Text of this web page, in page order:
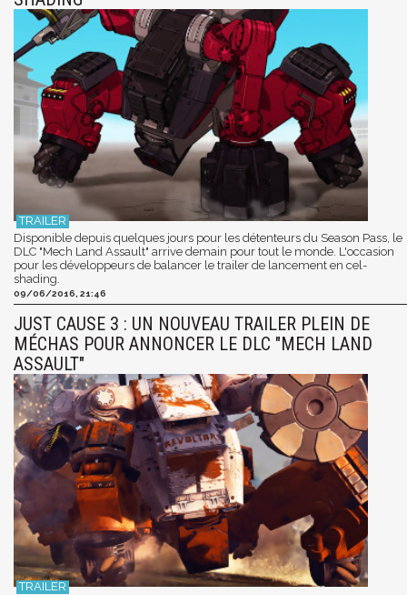
Disponible depuis quelques jours pour les détenteurs du Season Pass, le
DLC "Mech Land Assault" arrive demain pour tout le monde. L'occasion
pour les développeurs de balancer le trailer de lancement en cel-
shading.
09/06/2016, 21:46
JUST CAUSE 3 : UN NOUVEAU TRAILER PLEIN DE
MÉCHAS POUR ANNONCER LE DLC "MECH LAND
ASSAULT"